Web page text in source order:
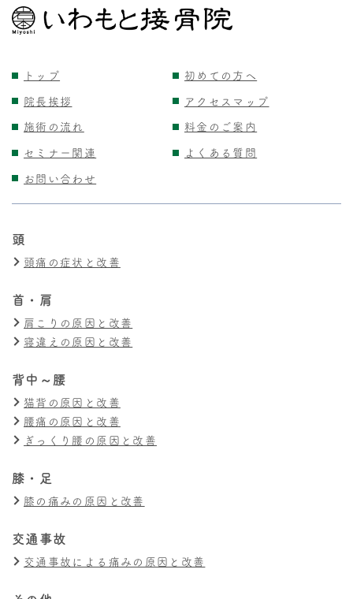
トップ
初めての方へ
院長挨拶
アクセスマップ
施術の流れ
料金のご案内
セミナー関連
よくある質問
お問い合わせ
頭
頭痛の症状と改善
首・肩
肩こりの原因と改善
寝違えの原因と改善
背中～腰
猫背の原因と改善
腰痛の原因と改善
ぎっくり腰の原因と改善
膝・足
膝の痛みの原因と改善
交通事故
交通事故による痛みの原因と改善